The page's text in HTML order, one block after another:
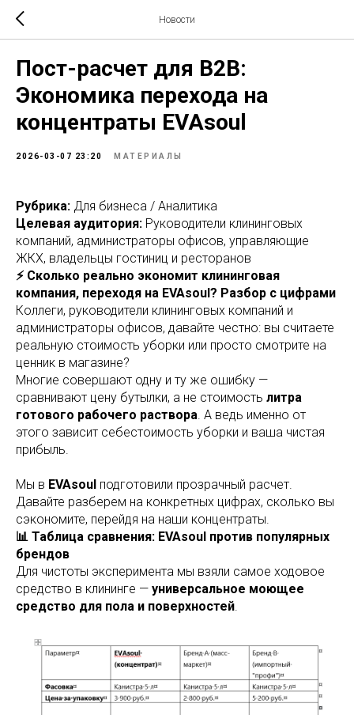
Новости
Пост-расчет для B2B:
Экономика перехода на
концентраты EVAsoul
2026-03-07 23:20 МАТЕРИАЛЫ
Рубрика: Для бизнеса / Аналитика
Целевая аудитория: Руководители клининговых
компаний, администраторы офисов, управляющие
ЖКХ, владельцы гостиниц и ресторанов
⚡ Сколько реально экономит клининговая
компания, переходя на EVAsoul? Разбор с цифрами
Коллеги, руководители клининговых компаний и
администраторы офисов, давайте честно: вы считаете
реальную стоимость уборки или просто смотрите на
ценник в магазине?
Многие совершают одну и ту же ошибку —
сравнивают цену бутылки, а не стоимость литра
готового рабочего раствора. А ведь именно от
этого зависит себестоимость уборки и ваша чистая
прибыль.
Мы в EVAsoul подготовили прозрачный расчет.
Давайте разберем на конкретных цифрах, сколько вы
сэкономите, перейдя на наши концентраты.
📊 Таблица сравнения: EVAsoul против популярных
брендов
Для чистоты эксперимента мы взяли самое ходовое
средство в клининге — универсальное моющее
средство для пола и поверхностей.